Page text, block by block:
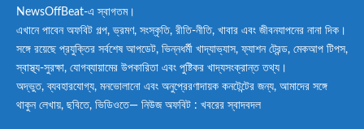
NewsOffBeat-এ স্বাগতম।
এখানে পাবেন অফবিট গল্প, ভ্রমণ, সংস্কৃতি, রীতি-নীতি, খাবার এবং জীবনযাপনের নানা দিক।
সঙ্গে রয়েছে প্রযুক্তির সর্বশেষ আপডেট, ভিন্নধর্মী খাদ্যাভ্যাস, ফ্যাশন ট্রেন্ড, মেকআপ টিপস,
স্বাস্থ্য-সুরক্ষা, যোগব্যায়ামের উপকারিতা এবং পুষ্টিকর খাদ্যসংক্রান্ত তথ্য।
অদ্ভুত, ব্যবহারযোগ্য, মনভোলানো এবং অনুপ্রেরণাদায়ক কনটেন্টের জন্য, আমাদের সঙ্গে
থাকুন লেখায়, ছবিতে, ভিডিওতে— নিউজ অফবিট : খবরের স্বাদবদল